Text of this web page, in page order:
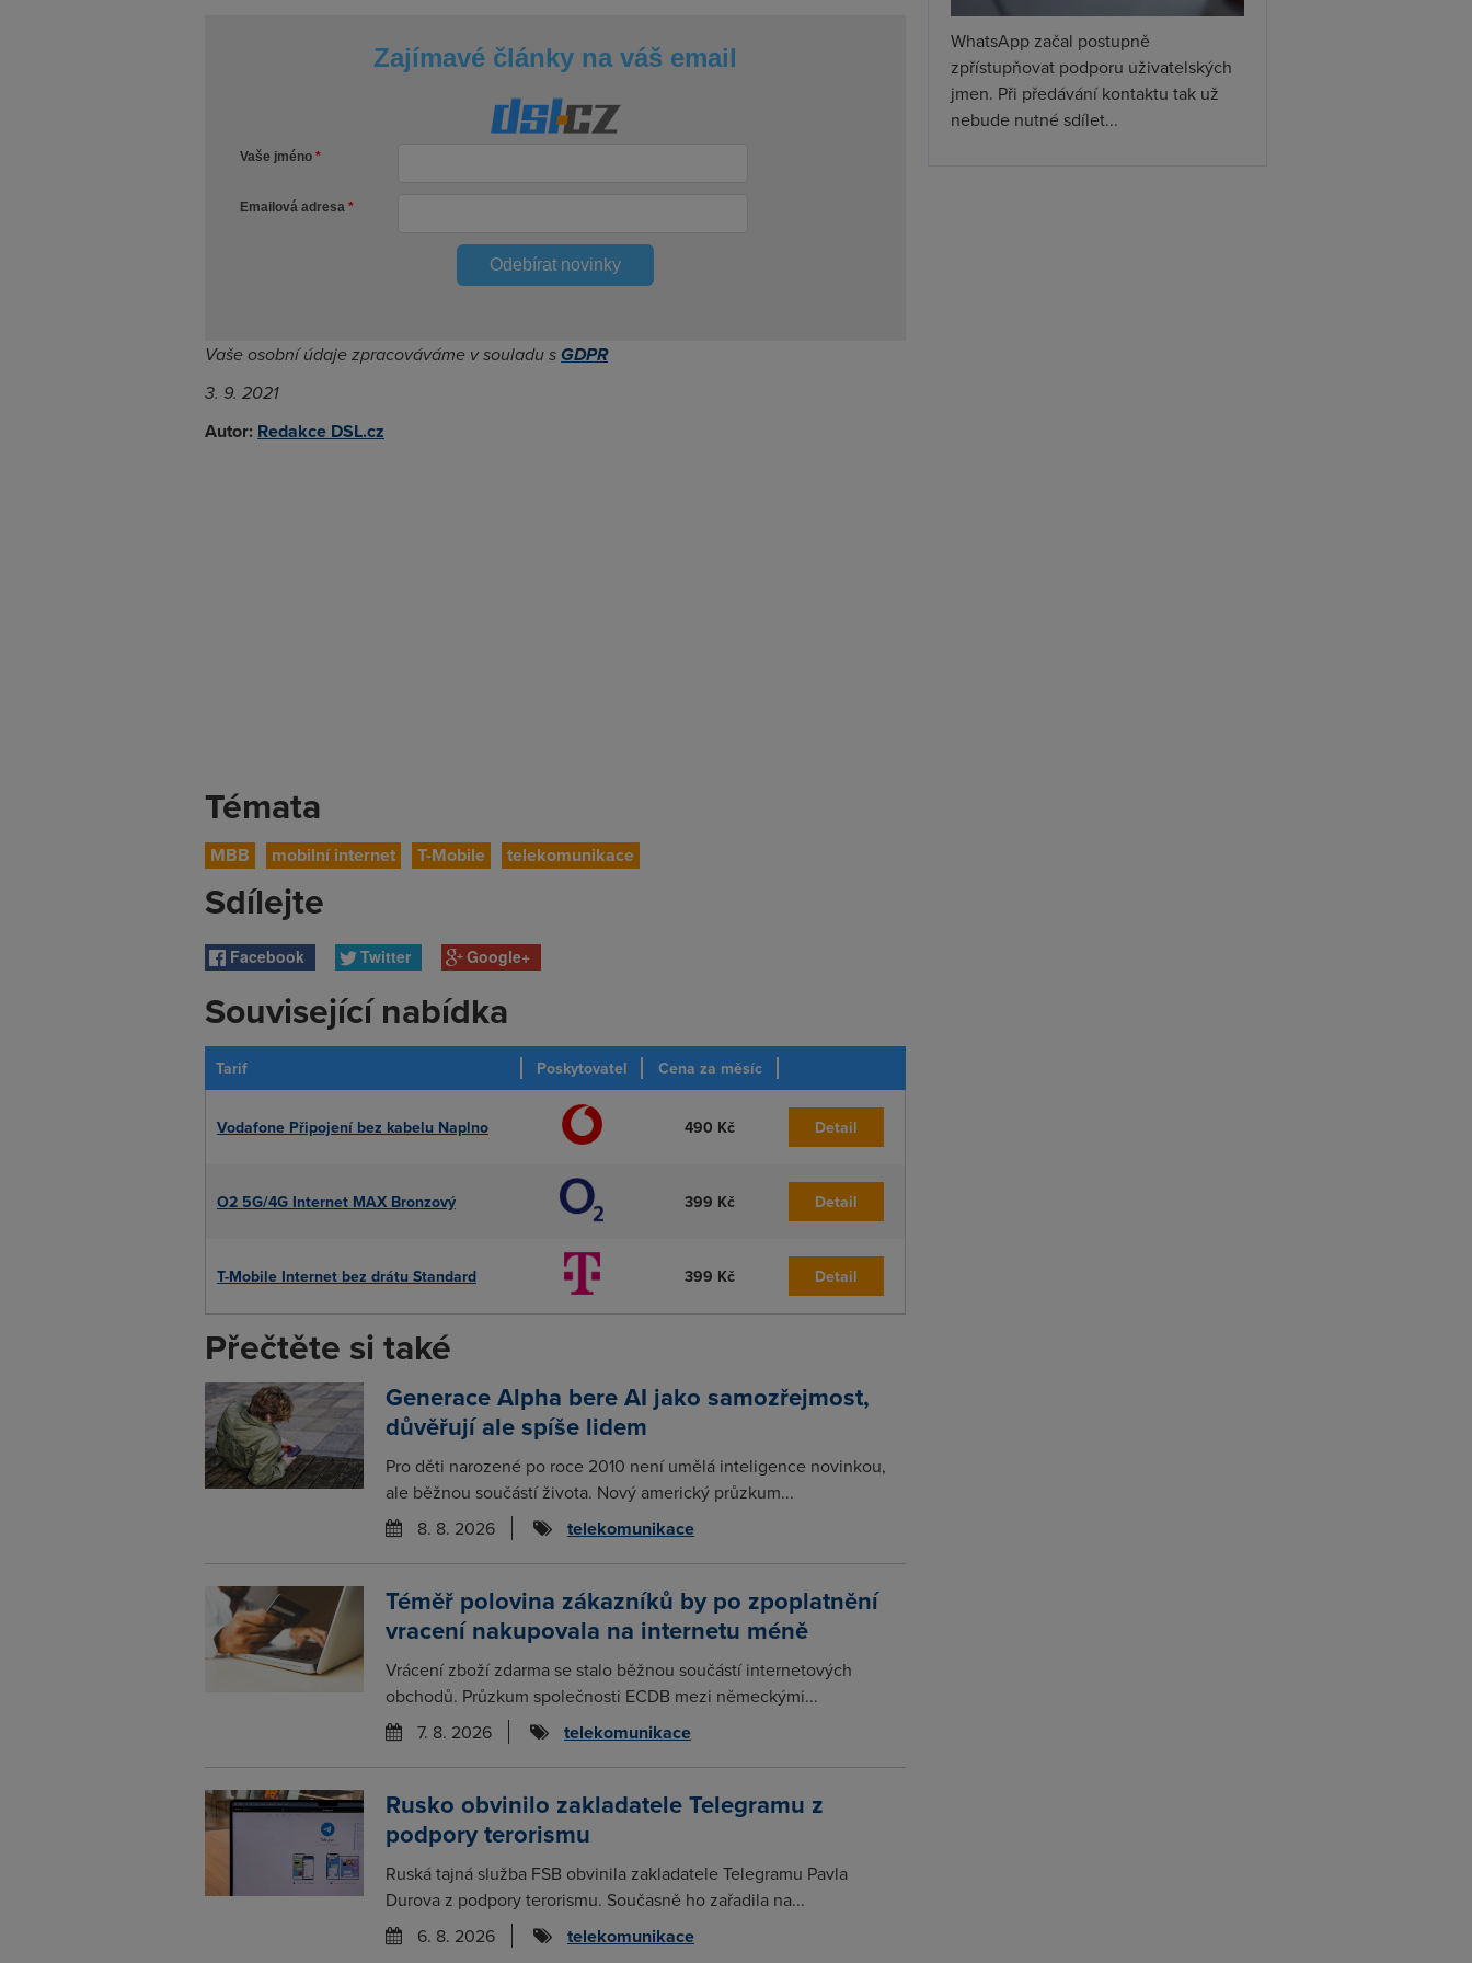
Zajímavé články na váš email
Vaše jméno
Emailová adresa
Odebírat novinky
Vaše osobní údaje zpracováváme v souladu sGDPR
3. 9. 2021
Autor: Redakce DSL.cz
Témata
MBB mobilní internet T-Mobile telekomunikace
Sdílejte
Facebook Twitter Google+
Související nabídka
Tarif Poskytovatel Cena za měsíc
Vodafone Připojení bez kabelu Naplno 490 Kč Detail
O2 5G/4G Internet MAX Bronzový 399 Kč Detail
T-Mobile Internet bez drátu Standard 399 Kč Detail
Přečtěte si také
Generace Alpha bere AI jako samozřejmost,
důvěřují ale spíše lidem
Pro děti narozené po roce 2010 není umělá inteligence novinkou,
ale běžnou součástí života. Nový americký průzkum...
8. 8. 2026
telekomunikace
Téměř polovina zákazníků by po zpoplatnění
vracení nakupovala na internetu méně
Vrácení zboží zdarma se stalo běžnou součástí internetových
obchodů. Průzkum společnosti ECDB mezi německými...
7. 8. 2026
telekomunikace
Rusko obvinilo zakladatele Telegramu z
podpory terorismu
Ruská tajná služba FSB obvinila zakladatele Telegramu Pavla
Durova z podpory terorismu. Současně ho zařadila na...
6. 8. 2026
telekomunikace
WhatsApp začal postupně
zpřístupňovat podporu uživatelských
jmen. Při předávání kontaktu tak už
nebude nutné sdílet...